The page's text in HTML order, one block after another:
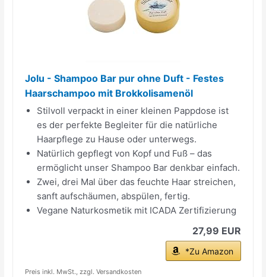
Jolu - Shampoo Bar pur ohne Duft - Festes
Haarschampoo mit Brokkolisamenöl
Stilvoll verpackt in einer kleinen Pappdose ist
es der perfekte Begleiter für die natürliche
Haarpflege zu Hause oder unterwegs.
Natürlich gepflegt von Kopf und Fuß – das
ermöglicht unser Shampoo Bar denkbar einfach.
Zwei, drei Mal über das feuchte Haar streichen,
sanft aufschäumen, abspülen, fertig.
Vegane Naturkosmetik mit ICADA Zertifizierung
27,99 EUR
*Zu Amazon
Preis inkl. MwSt., zzgl. Versandkosten